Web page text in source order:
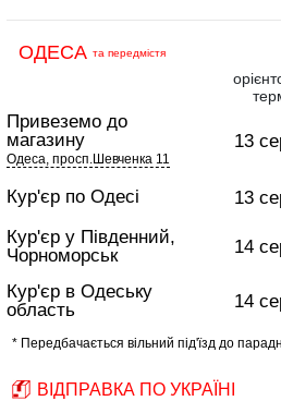
ОДЕСА та передмістя
Привеземо до
магазину
Одеса, просп.Шевченка 11
Кур'єр по Одесі
Кур'єр у Південний,
Чорноморськ
Кур'єр в Одеську
область
13
13
14
14
* Передбачається вільний під'їзд до
ВІДПРАВКА ПО УКРАЇНІ